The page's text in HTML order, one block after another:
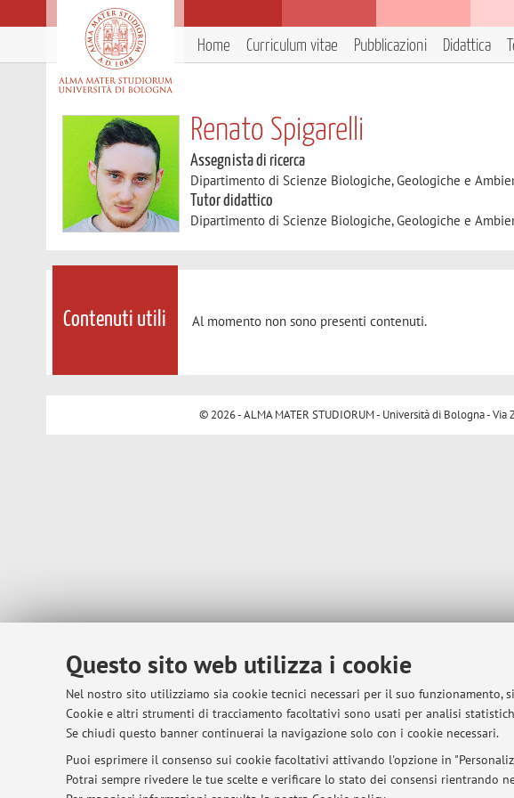
Questo sito web utilizza i cookie
Nel nostro sito utilizziamo sia cookie tecnici necessari per il suo
Cookie e altri strumenti di tracciamento facoltativi sono usati per analisi
Se chiudi questo banner continuerai la navigazione solo con i cookie necessari.
Puoi esprimere il consenso sui cookie facoltativi attivando l'opzione in
Potrai sempre rivedere le tue scelte e verificare lo stato dei consensi rientrando
Home Curriculum vitae Pubblicazioni Didattica
Renato Spigarelli
Assegnista di ricerca
Dipartimento di Scienze Biologiche, Geologiche e
Tutor didattico
Dipartimento di Scienze Biologiche, Geologiche e
Contenuti utili Al momento non sono presenti contenuti.
© 2026 - ALMA MATER STUDIORUM - Università di Bologna -